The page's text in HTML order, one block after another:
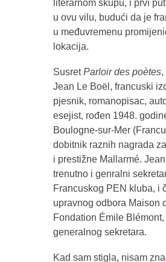
literarnom skupu, i prvi
u ovu vilu, budući da je
u međuvremenu
lokacija.
SusretParloir des poètes,
Jean Le Boël, francuski
pjesnik, romanopisac,
esejist, rođen 1948.
Boulogne-sur-Mer
dobitnik raznih nagrada
i prestižne Mallarmé.
trenutno i genralni
Francuskog PEN kluba, i
upravnog odbora Maison
Fondation Émile
generalnog sekretara.
Kad sam stigla, nisam